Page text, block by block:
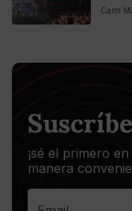
Carol
¡sé el primero
manera